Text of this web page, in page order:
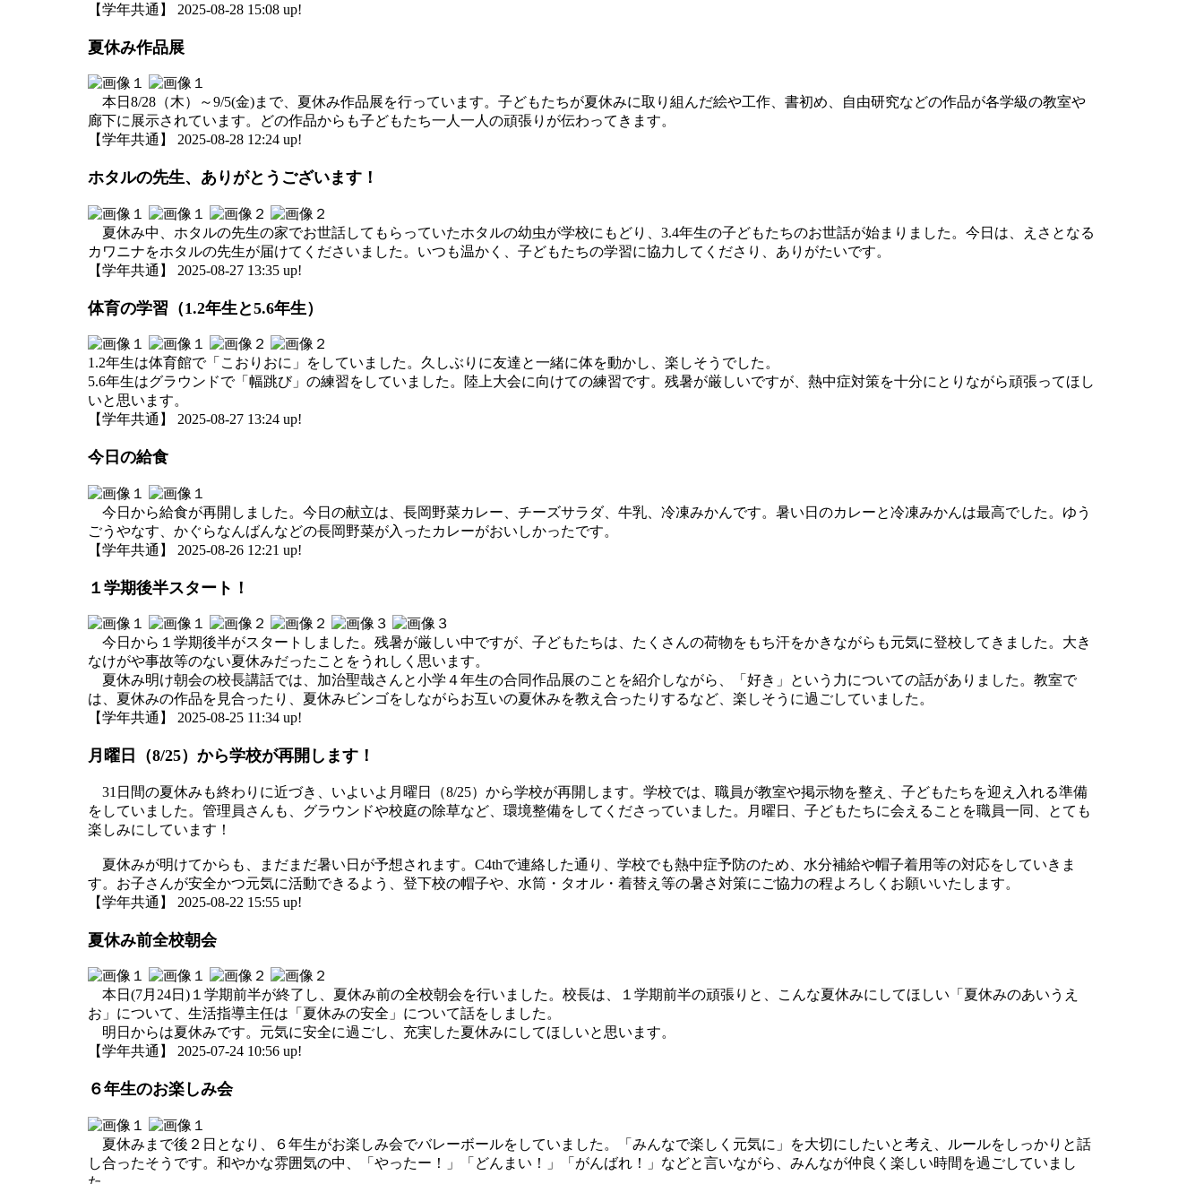
【学年共通】 2025-08-28 15:08 up!
夏休み作品展
本日8/28（木）～9/5(金)まで、夏休み作品展を行っています。子どもたちが夏休みに取り組んだ絵や工作、書初め、自由研究などの作品が各学級の教室や
廊下に展示されています。どの作品からも子どもたち一人一人の頑張りが伝わってきます。
【学年共通】 2025-08-28 12:24 up!
ホタルの先生、ありがとうございます！
夏休み中、ホタルの先生の家でお世話してもらっていたホタルの幼虫が学校にもどり、3.4年生の子どもたちのお世話が始まりました。今日は、えさとなる
カワニナをホタルの先生が届けてくださいました。いつも温かく、子どもたちの学習に協力してくださり、ありがたいです。
【学年共通】 2025-08-27 13:35 up!
体育の学習（1.2年生と5.6年生）
1.2年生は体育館で「こおりおに」をしていました。久しぶりに友達と一緒に体を動かし、楽しそうでした。
5.6年生はグラウンドで「幅跳び」の練習をしていました。陸上大会に向けての練習です。残暑が厳しいですが、熱中症対策を十分にとりながら頑張ってほし
いと思います。
【学年共通】 2025-08-27 13:24 up!
今日の給食
今日から給食が再開しました。今日の献立は、長岡野菜カレー、チーズサラダ、牛乳、冷凍みかんです。暑い日のカレーと冷凍みかんは最高でした。ゆう
ごうやなす、かぐらなんばんなどの長岡野菜が入ったカレーがおいしかったです。
【学年共通】 2025-08-26 12:21 up!
１学期後半スタート！
今日から１学期後半がスタートしました。残暑が厳しい中ですが、子どもたちは、たくさんの荷物をもち汗をかきながらも元気に登校してきました。大き
なけがや事故等のない夏休みだったことをうれしく思います。
夏休み明け朝会の校長講話では、加治聖哉さんと小学４年生の合同作品展のことを紹介しながら、「好き」という力についての話がありました。教室で
は、夏休みの作品を見合ったり、夏休みビンゴをしながらお互いの夏休みを教え合ったりするなど、楽しそうに過ごしていました。
【学年共通】 2025-08-25 11:34 up!
月曜日（8/25）から学校が再開します！
31日間の夏休みも終わりに近づき、いよいよ月曜日（8/25）から学校が再開します。学校では、職員が教室や掲示物を整え、子どもたちを迎え入れる準備
をしていました。管理員さんも、グラウンドや校庭の除草など、環境整備をしてくださっていました。月曜日、子どもたちに会えることを職員一同、とても
楽しみにしています！
夏休みが明けてからも、まだまだ暑い日が予想されます。C4thで連絡した通り、学校でも熱中症予防のため、水分補給や帽子着用等の対応をしていきま
す。お子さんが安全かつ元気に活動できるよう、登下校の帽子や、水筒・タオル・着替え等の暑さ対策にご協力の程よろしくお願いいたします。
【学年共通】 2025-08-22 15:55 up!
夏休み前全校朝会
本日(7月24日)１学期前半が終了し、夏休み前の全校朝会を行いました。校長は、１学期前半の頑張りと、こんな夏休みにしてほしい「夏休みのあいうえ
お」について、生活指導主任は「夏休みの安全」について話をしました。
明日からは夏休みです。元気に安全に過ごし、充実した夏休みにしてほしいと思います。
【学年共通】 2025-07-24 10:56 up!
６年生のお楽しみ会
夏休みまで後２日となり、６年生がお楽しみ会でバレーボールをしていました。「みんなで楽しく元気に」を大切にしたいと考え、ルールをしっかりと話
し合ったそうです。和やかな雰囲気の中、「やったー！」「どんまい！」「がんばれ！」などと言いながら、みんなが仲良く楽しい時間を過ごしていまし